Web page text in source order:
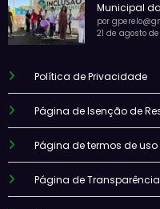
Municipal
por
21 de agosto
Política de Privacidade
Página de Isenção de
Página de termos de uso
Página de Transparência